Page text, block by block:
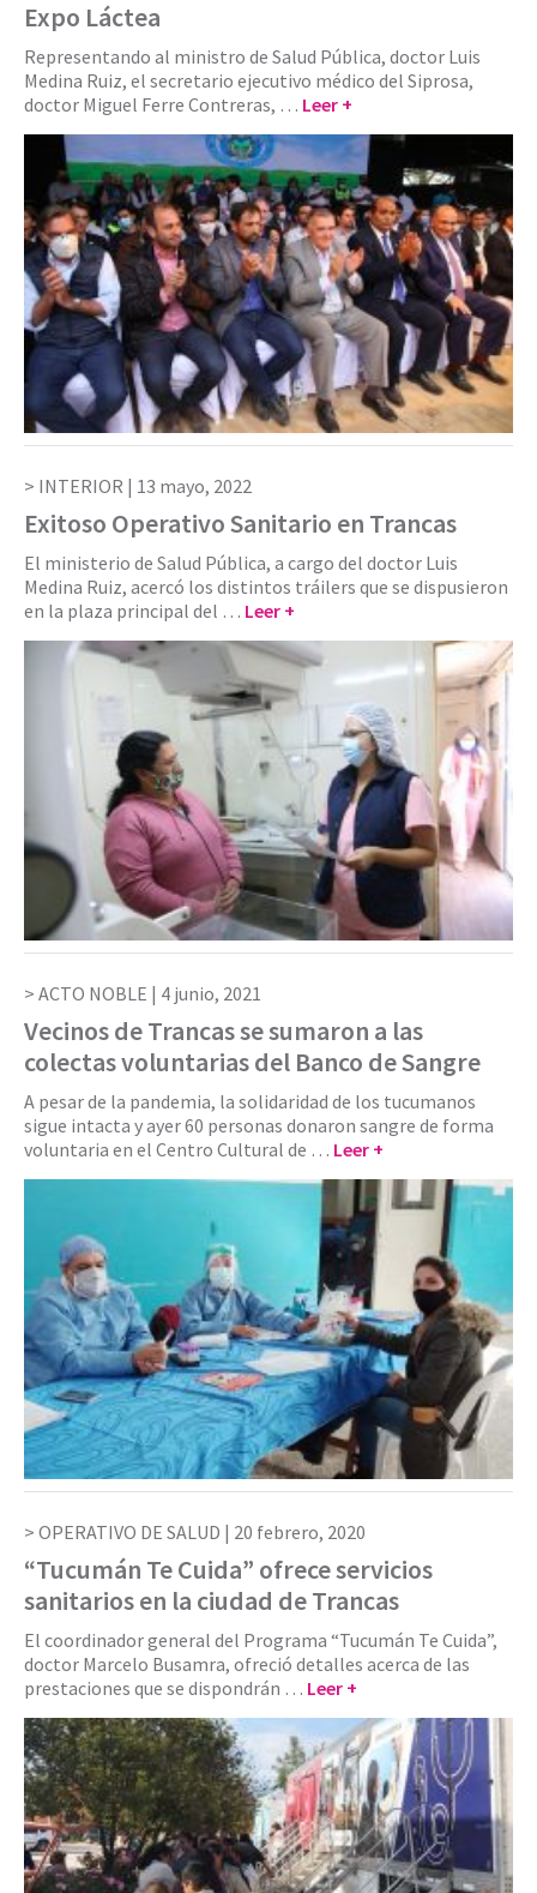
Expo Láctea
Representando al ministro de Salud Pública, doctor Luis
Medina Ruiz, el secretario ejecutivo médico del Siprosa,
doctor Miguel Ferre Contreras, … Leer +
INTERIOR | 13 mayo, 2022
Exitoso Operativo Sanitario en Trancas
El ministerio de Salud Pública, a cargo del doctor Luis
Medina Ruiz, acercó los distintos tráilers que se dispusieron
en la plaza principal del … Leer +
ACTO NOBLE | 4 junio, 2021
Vecinos de Trancas se sumaron a las
colectas voluntarias del Banco de Sangre
A pesar de la pandemia, la solidaridad de los tucumanos
sigue intacta y ayer 60 personas donaron sangre de forma
voluntaria en el Centro Cultural de … Leer +
OPERATIVO DE SALUD | 20 febrero, 2020
“Tucumán Te Cuida” ofrece servicios
sanitarios en la ciudad de Trancas
El coordinador general del Programa “Tucumán Te Cuida”,
doctor Marcelo Busamra, ofreció detalles acerca de las
prestaciones que se dispondrán … Leer +